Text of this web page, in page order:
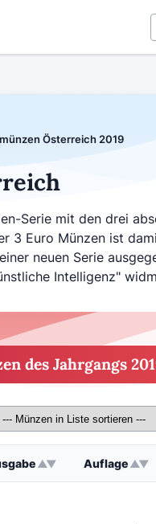
Österreich 2019
Serie mit den drei
3 Euro Münzen ist
neuen Serie
Intelligenz"
des Jahrgangs
Auflage